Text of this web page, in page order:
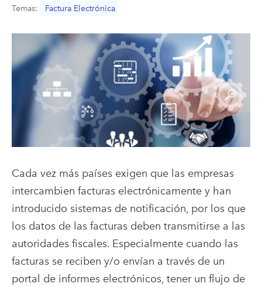
Temas: Factura Electrónica
Cada vez más países exigen que las empresas
intercambien facturas electrónicamente y han
introducido sistemas de notificación, por los que
los datos de las facturas deben transmitirse a las
autoridades fiscales. Especialmente cuando las
facturas se reciben y/o envían a través de un
portal de informes electrónicos, tener un flujo de